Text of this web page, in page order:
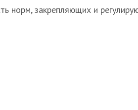
норм, закрепляющих и